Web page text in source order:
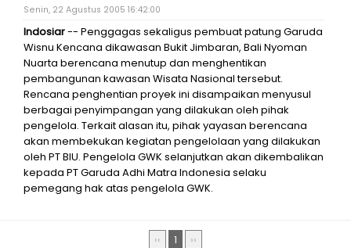
Senin, 22 Agustus 2005 16:42:00
Indosiar-- Penggagas sekaligus pembuat patung Garuda
Wisnu Kencana dikawasan Bukit Jimbaran, Bali Nyoman
Nuarta berencana menutup dan menghentikan
pembangunan kawasan Wisata Nasional tersebut.
Rencana penghentian proyek ini disampaikan menyusul
berbagai penyimpangan yang dilakukan oleh pihak
pengelola. Terkait alasan itu, pihak yayasan berencana
akan membekukan kegiatan pengelolaan yang dilakukan
oleh PT BIU. Pengelola GWK selanjutkan akan dikembalikan
kepada PT Garuda Adhi Matra Indonesia selaku
pemegang hak atas pengelola GWK.
‹‹ 1 ››